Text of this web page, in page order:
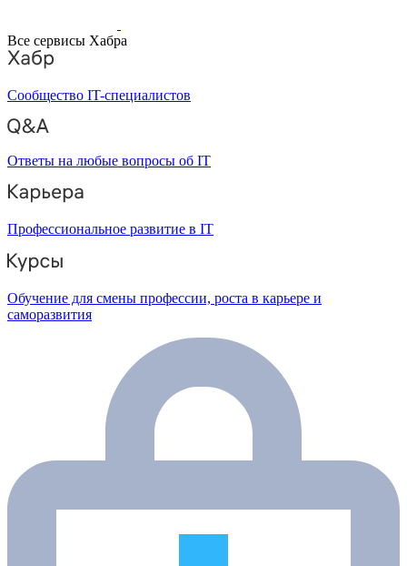
Все сервисы Хабра
Сообщество IT-специалистов
Ответы на любые вопросы об IT
Профессиональное развитие в IT
Обучение для смены профессии, роста в карьере и
саморазвития